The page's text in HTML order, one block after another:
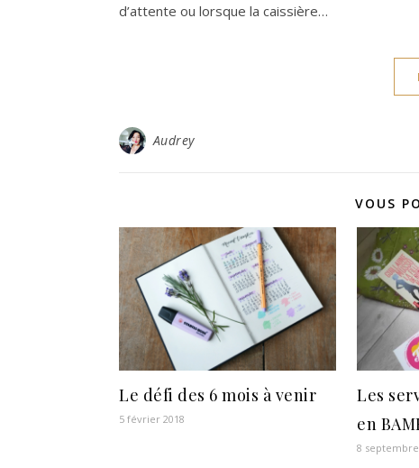
d’attente ou lorsque la caissière…
Audrey
VOUS
Le défi des 6 mois à venir
5 février 2018
Les
en
8 septembre